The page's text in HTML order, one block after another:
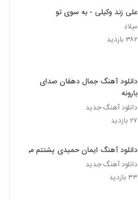
علی زند وکیلی - به سوی تو
میلاد
۳۸۲ بازدید
دانلود آهنگ جمال دهقان صدای
بارونه
دانلود آهنگ جدید
۲۷ بازدید
دانلود آهنگ ایمان حمیدی پشتتم من
دانلود آهنگ جدید
۳۳ بازدید